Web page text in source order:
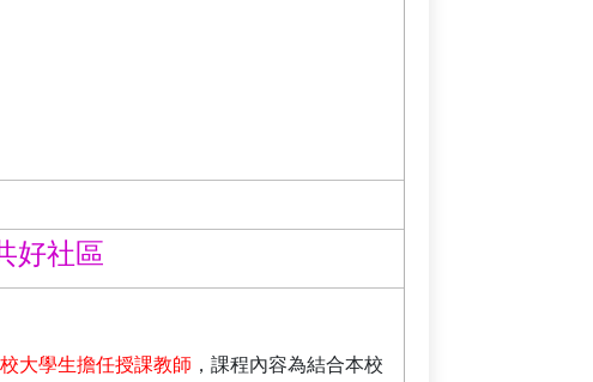
區
大學生擔任授課教師 ，課程內容為結合本校